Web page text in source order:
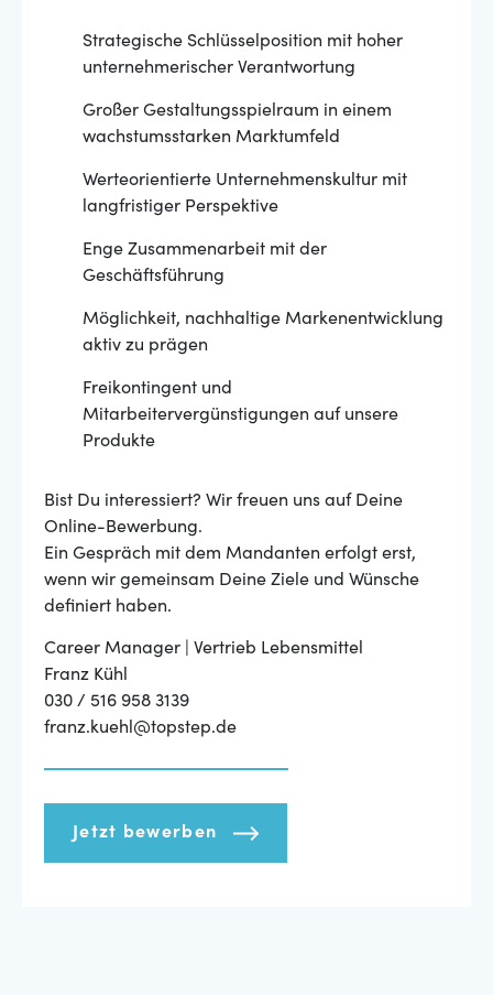
Strategische Schlüsselposition mit hoher
unternehmerischer Verantwortung
Großer Gestaltungsspielraum in einem
wachstumsstarken Marktumfeld
Werteorientierte Unternehmenskultur mit
langfristiger Perspektive
Enge Zusammenarbeit mit der
Geschäftsführung
Möglichkeit, nachhaltige Markenentwicklung
aktiv zu prägen
Freikontingent und
Mitarbeitervergünstigungen auf unsere
Produkte
Bist Du interessiert? Wir freuen uns auf Deine
Online-Bewerbung.
Ein Gespräch mit dem Mandanten erfolgt erst,
wenn wir gemeinsam Deine Ziele und Wünsche
definiert haben.
Career Manager | Vertrieb Lebensmittel
Franz Kühl
030 / 516 958 3139
franz.kuehl@topstep.de
Jetzt bewerben